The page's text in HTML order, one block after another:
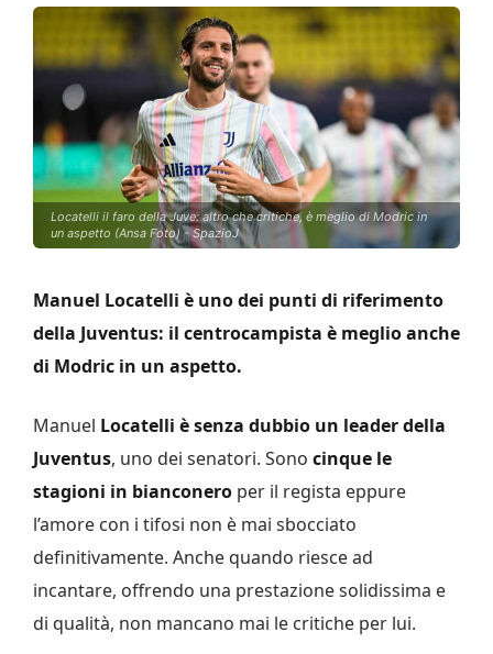
Locatelli il faro della Juve: altro che critiche, è meglio di Modric in
un aspetto (Ansa Foto) - SpazioJ
Manuel Locatelli è uno dei punti di riferimento
della Juventus: il centrocampista è meglio anche
di Modric in un aspetto.
Manuel Locatelli è senza dubbio un leader della
Juventus, uno dei senatori. Sono cinque le
stagioni in bianconero per il regista eppure
l’amore con i tifosi non è mai sbocciato
definitivamente. Anche quando riesce ad
incantare, offrendo una prestazione solidissima e
di qualità, non mancano mai le critiche per lui.